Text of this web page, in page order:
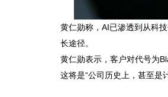
黄仁勋称，AI已渗透到从科
长途径。
黄仁勋表示，客户对代号为
这将是“公司历史上，甚至是